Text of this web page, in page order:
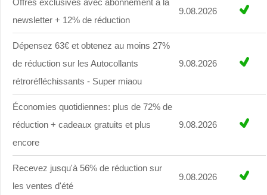
Offres exclusives avec abonnement à la
newsletter + 12% de réduction
9.08.2026
Dépensez 63€ et obtenez au moins 27%
de réduction sur les Autocollants
rétroréfléchissants - Super miaou
9.08.2026
Économies quotidiennes: plus de 72% de
réduction + cadeaux gratuits et plus
encore
9.08.2026
Recevez jusqu'à 56% de réduction sur
les ventes d'été
9.08.2026